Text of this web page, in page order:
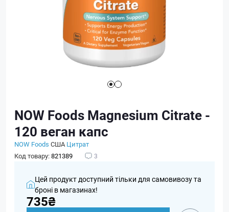
NOW Foods Magnesium Citrate -
120 веган капс
NOW Foods США Цитрат
Код товару:821389 3
Цей продукт доступний тільки для самовивозу та
броні в магазинах!
735₴